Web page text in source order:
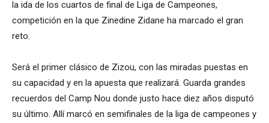
la ida de los cuartos de final de Liga de Campeones,
competición en la que Zinedine Zidane ha marcado el gran
reto.
Será el primer clásico de Zizou, con las miradas puestas en
su capacidad y en la apuesta que realizará. Guarda grandes
recuerdos del Camp Nou donde justo hace diez años disputó
su último. Allí marcó en semifinales de la liga de campeones y